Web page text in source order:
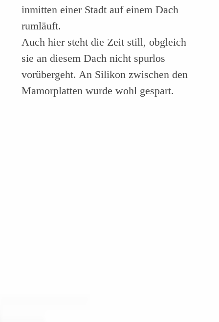
inmitten einer Stadt auf einem Dach
rumläuft.
Auch hier steht die Zeit still, obgleich
sie an diesem Dach nicht spurlos
vorübergeht. An Silikon zwischen den
Mamorplatten wurde wohl gespart.